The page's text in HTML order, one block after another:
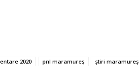
2020 pnl maramureș știri maramureș